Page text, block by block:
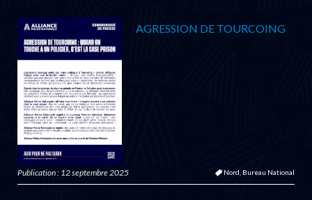
AGRESSION DE TOURCOING
Publication : 12 septembre 2025 Nord, Bureau National